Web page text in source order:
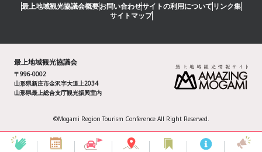
最上地域観光協議会概要お問い合わせサイトの利用について リンク集
サイトマップ
最上地域観光協議会
〒996-0002
山形県新庄市金沢字大道上2034
山形県最上総合支庁観光振興室内
©Mogami Region Tourism Conference All Right Reserved.